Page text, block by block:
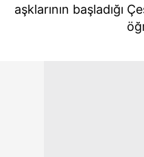
aşklarının başladığı